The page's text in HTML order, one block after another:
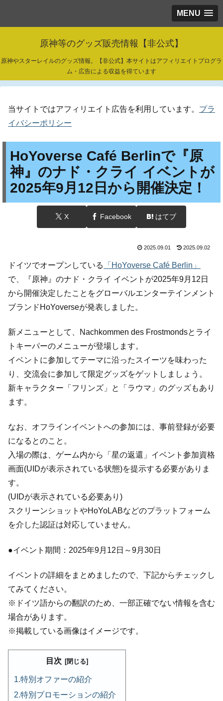
MENU
原神等のグッズ販売情報【非公式】
原神やスターレイルのグッズ情報。【非公式】本サイトはアフィリエイトプログラ
ム・広告による収益を得ています
当サイトではアフィリエイト広告を利用しています。 プラ
イバシーポリシー
HoYoverse Café Berlinで『原
神』のナド・クライ イベントが
2025年9月12日から開催決定！
X Facebook はてブ
2025.09.01 2025.09.02
ドイツでオープンしている
「HoYoverse Café Berlin」
で、『原神』のナド・クライ イベントが2025年9月12日
から開催決定したことをグローバルエンターテインメント
ブランドHoYoverseが発表しました。
新メニューとして、Nachkommen des Frostmondsとライ
トキーパーのメニューが登場します。
イベントに参加してテーマに沿ったスイーツを味わった
り、交流会に参加して限定グッズをゲットしましょう。
新キャラクター「フリンズ」と「ラウマ」のグッズもあり
ます。
なお、オフラインイベントへの参加には、事前登録が必要
になるとのこと。
入場の際は、ゲーム内から「星の返還」イベント参加資格
画面(UIDが表示されている状態)を提示する必要がありま
す。
(UIDが表示されている必要あり)
スクリーンショットやHoYoLABなどのプラットフォーム
を介した認証は対応していません。
●イベント期間：2025年9月12日～9月30日
イベントの詳細をまとめましたので、下記からチェックし
てみてください。
※ドイツ語からの翻訳のため、一部正確でない情報を含む
場合があります。
※掲載している画像はイメージです。
目次
特別オファーの紹介
特別プロモーションの紹介